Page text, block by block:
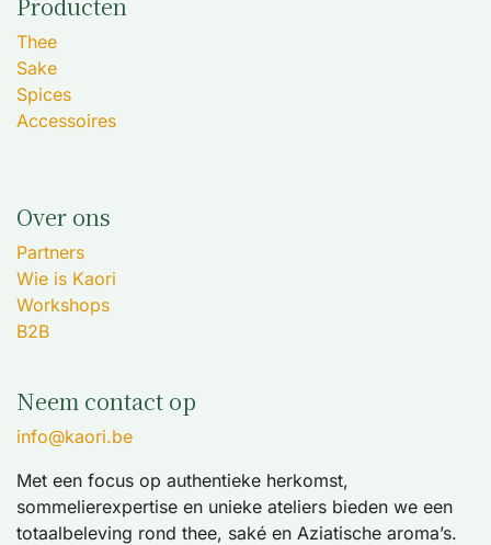
Thee
Sake
Spices
Accessoires
Over ons
Partners
Wie is Kaori
Workshops
B2B
Neem contact op
info@kaori.be
Met een focus op authentieke herkomst,
sommelierexpertise en unieke ateliers bieden we een
totaalbeleving rond thee, saké en Aziatische aroma’s.